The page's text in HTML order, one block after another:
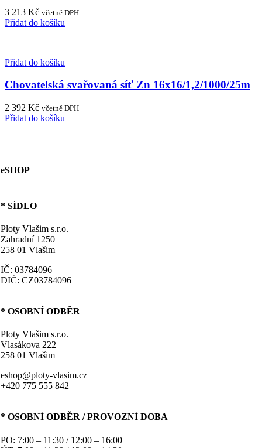
3 213 Kč včetně DPH
Přidat do košíku
Přidat do košíku
Chovatelská svařovaná síť Zn 16x16/1,2/1000/25m
2 392 Kč včetně DPH
Přidat do košíku
eSHOP
* SÍDLO
Ploty Vlašim s.r.o.
Zahradní 1250
258 01 Vlašim
IČ: 03784096
DIČ: CZ03784096
* OSOBNÍ ODBĚR
Ploty Vlašim s.r.o.
Vlasákova 222
258 01 Vlašim
eshop@ploty-vlasim.cz
+420 775 555 842
* OSOBNÍ ODBĚR / PROVOZNÍ DOBA
PO: 7:00 – 11:30 / 12:00 – 16:00